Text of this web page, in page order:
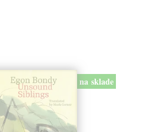
na sklade